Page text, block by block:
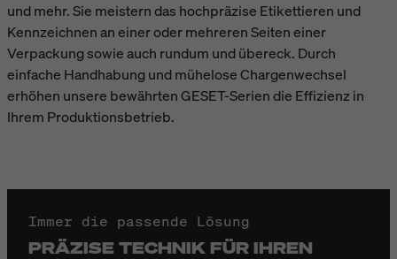
und mehr. Sie meistern das hochpräzise Etikettieren und
Kennzeichnen an einer oder mehreren Seiten einer
Verpackung sowie auch rundum und übereck. Durch
einfache Handhabung und mühelose Chargenwechsel
erhöhen unsere bewährten GESET-Serien die Effizienz in
Ihrem Produktionsbetrieb.
Immer die passende Lösung
PRÄZISE TECHNIK FÜR IHREN